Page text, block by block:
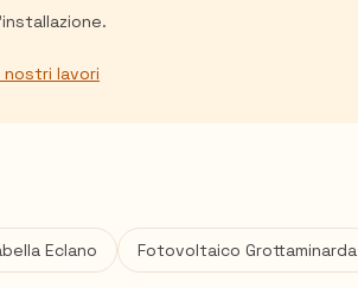
nostri lavori
Eclano Fotovoltaico Grottaminarda